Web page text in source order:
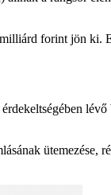
forint jön